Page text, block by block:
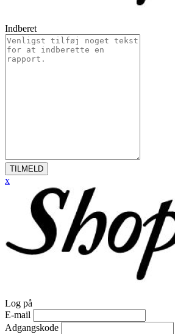
Indberet
TILMELD
x
Log på
E-mail
Adgangskode